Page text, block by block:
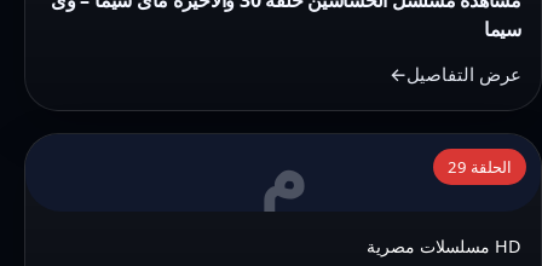
30
ماى
سيما
–
سيما
عرض التفاصيل
التفاصيل:
مشاهدة
الحشاشين
م الحلقة 29
HD مسلسلات مصرية